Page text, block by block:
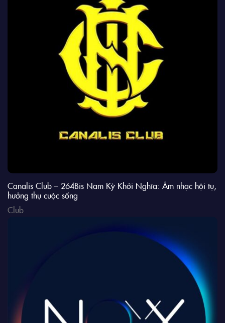
Canalis Club – 264Bis Nam Kỳ Khởi Nghĩa: Âm nhạc hội tụ,
hưởng thụ cuộc sống
Club